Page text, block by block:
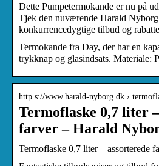
Dette Pumpetermokande er nu på
Tjek den nuværende Harald
konkurrencedygtige tilbud og
Termokande fra Day, der har en
trykknap og glasindsats. Materiale:
http s://www.harald-nyborg.dk ›
Termoflaske 0,7 liter
farver – Harald
Termoflaske 0,7 liter – assorterede